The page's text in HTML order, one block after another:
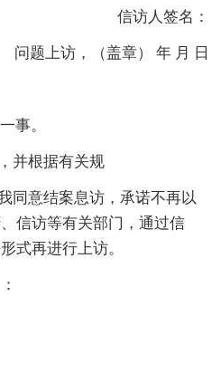
信访人签名：
题上访，（盖章） 年 月 日
事。
并根据有关规
同意结案息访，承诺不再以
信访等有关部门，通过信
式再进行上访。